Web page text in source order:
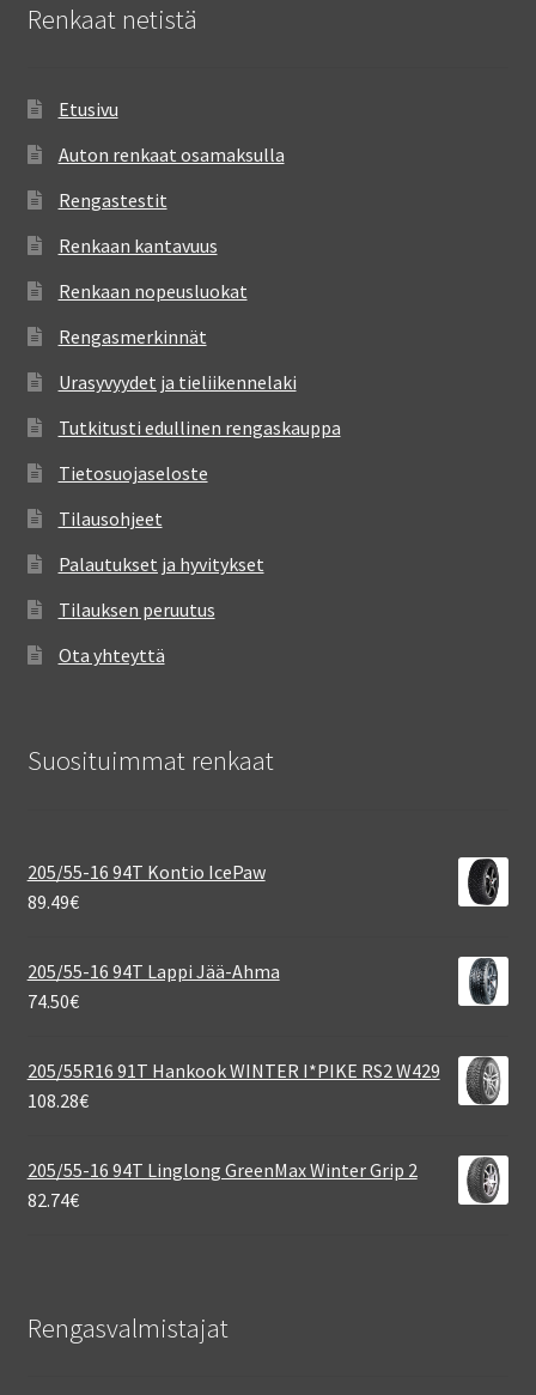
Renkaat netistä
Etusivu
Auton renkaat osamaksulla
Rengastestit
Renkaan kantavuus
Renkaan nopeusluokat
Rengasmerkinnät
Urasyvyydet ja tieliikennelaki
Tutkitusti edullinen rengaskauppa
Tietosuojaseloste
Tilausohjeet
Palautukset ja hyvitykset
Tilauksen peruutus
Ota yhteyttä
Suosituimmat renkaat
205/55-16 94T Kontio IcePaw
89.49€
205/55-16 94T Lappi Jää-Ahma
74.50€
205/55R16 91T Hankook WINTER I*PIKE RS2 W429
108.28€
205/55-16 94T Linglong GreenMax Winter Grip 2
82.74€
Rengasvalmistajat